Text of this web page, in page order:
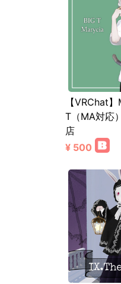
【VRChat
T（MA対応）
店
¥ 500